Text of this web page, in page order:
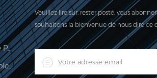
Échelle De Calcul Des Prix Légale Pour Le Commerce
Indicateur De Pesage Imperméable Industriel Industriel Numérique LED
Veuillez lire sur, rester posté, vous
souhaitons la bienvenue de nous dire ce